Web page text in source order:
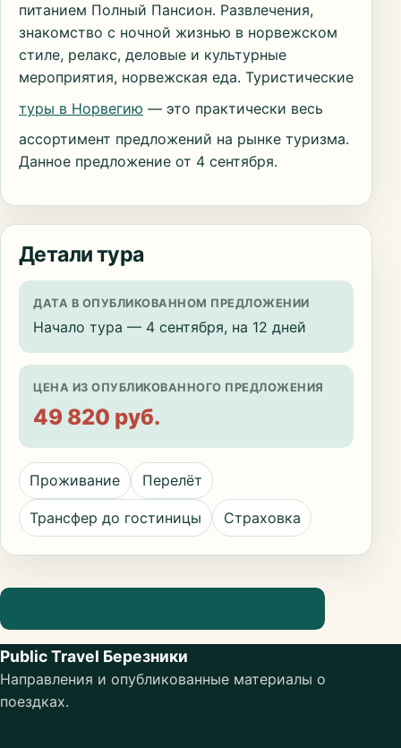
питанием Полный Пансион. Развлечения,
знакомство с ночной жизнью в норвежском
стиле, релакс, деловые и культурные
мероприятия, норвежская еда. Туристические
туры в Норвегию — это практически весь
ассортимент предложений на рынке туризма.
Данное предложение от 4 сентября.
Детали тура
ДАТА В ОПУБЛИКОВАННОМ ПРЕДЛОЖЕНИИ
Начало тура — 4 сентября, на 12 дней
ЦЕНА ИЗ ОПУБЛИКОВАННОГО ПРЕДЛОЖЕНИЯ
49 820 руб.
Проживание Перелёт
Трансфер до гостиницы Страховка
Public Travel Березники
Направления и опубликованные материалы о
поездках.